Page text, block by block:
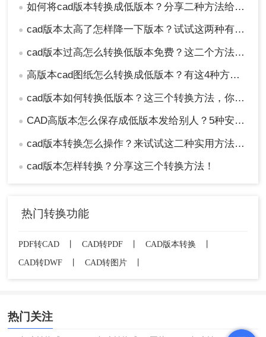
● 如何将cad版本转换成低版本？分享二种方法给你！3秒实现~！
● cad版本太高了怎样降一下版本？试试这两种有效的方法！
● cad版本过高怎么转换低版本免费？这二个方法了解一下！
● 高版本cad图纸怎么转换成低版本？有这4种方法可以快速转换！
● cad版本如何转换低版本？这三个转换方法，你一定要学会！
● CAD高版本怎么保存成低版本发给别人？5种安全有效方法实测！
● cad版本转换怎么操作？来试试这二种实用方法吧！
● cad版本怎样转换？分享这三个转换方法！
热门转换功能
PDF转CAD CAD转PDF CAD版本转换
CAD转DWF
CAD转图片
热门关注